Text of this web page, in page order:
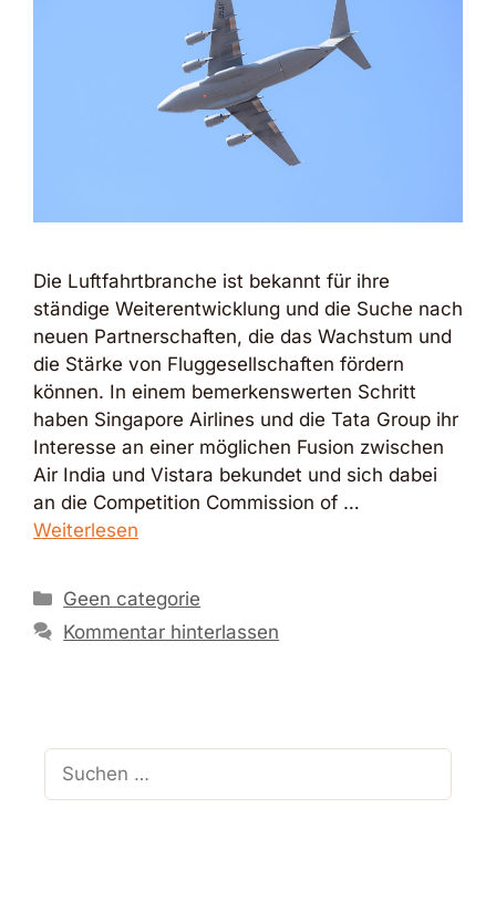
Die Luftfahrtbranche ist bekannt für ihre
ständige Weiterentwicklung und die Suche nach
neuen Partnerschaften, die das Wachstum und
die Stärke von Fluggesellschaften fördern
können. In einem bemerkenswerten Schritt
haben Singapore Airlines und die Tata Group ihr
Interesse an einer möglichen Fusion zwischen
Air India und Vistara bekundet und sich dabei
an die Competition Commission of …
Weiterlesen
Kategorien
Geen categorie
Kommentar hinterlassen
Suchen
nach: